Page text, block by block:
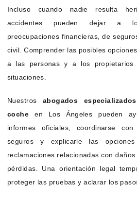
Incluso cuando nadie resulta
accidentes pueden dejar a
preocupaciones financieras, de
civil. Comprender las posibles
a las personas y a los
situaciones.
Nuestros abogados
coche en Los Ángeles pueden
informes oficiales, coordinarse
seguros y explicarle las
reclamaciones relacionadas con
pérdidas. Una orientación legal
proteger las pruebas y aclarar los